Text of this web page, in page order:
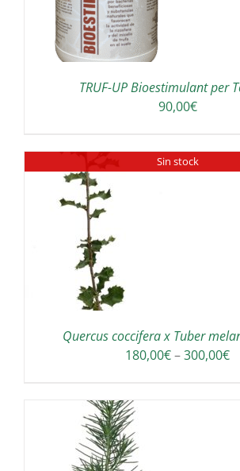
TRUF-UP Bioestimulant per
90,00€
Sin stock
Quercus coccifera x Tuber
180,00€–300,00€